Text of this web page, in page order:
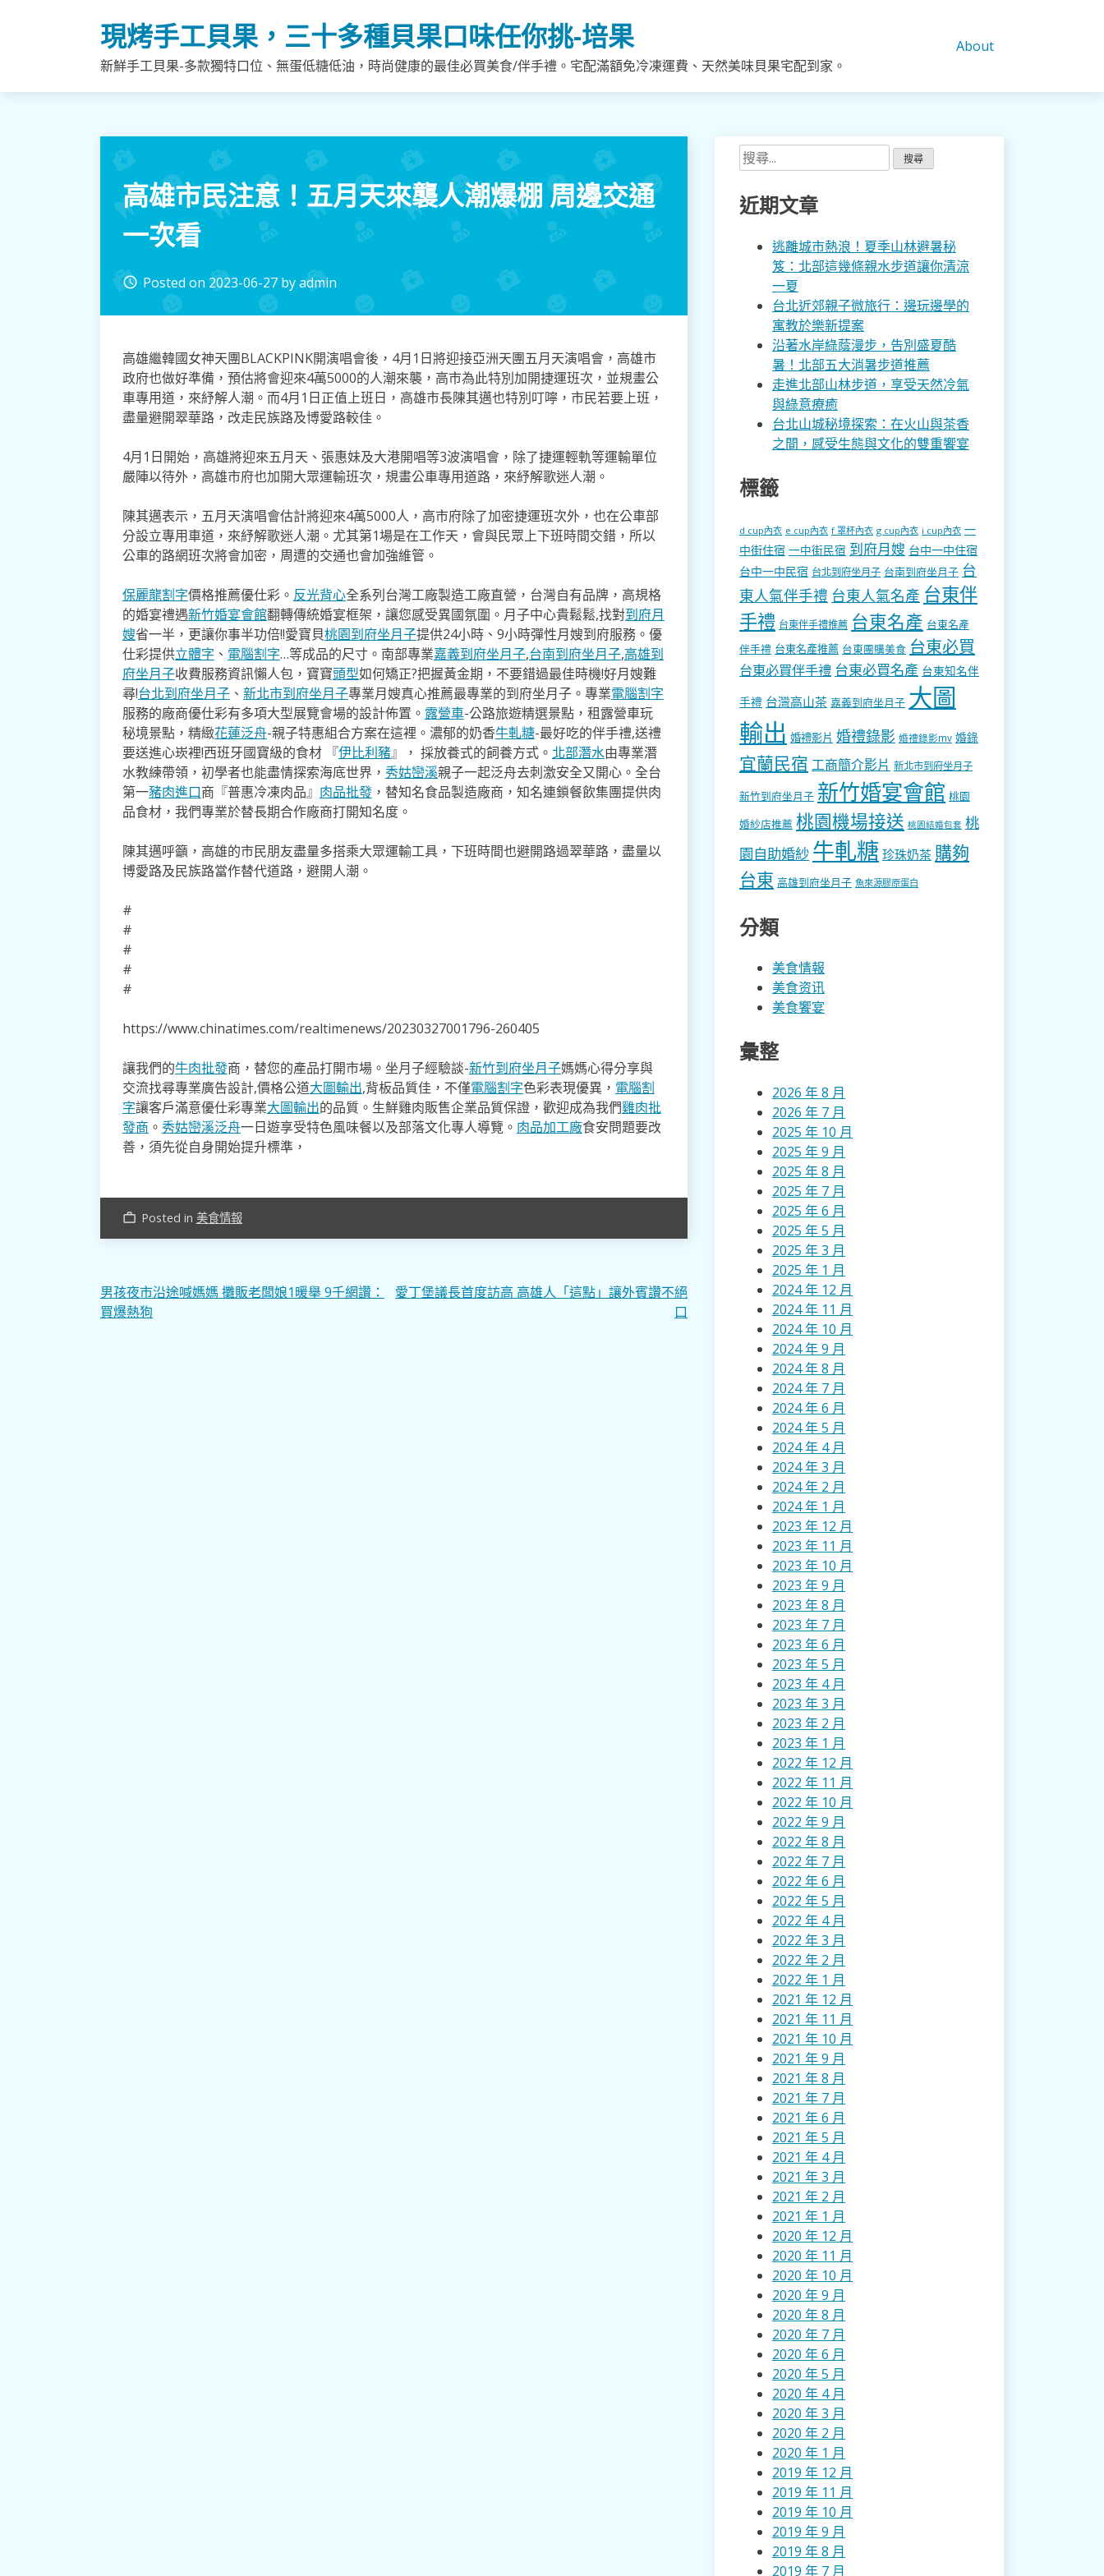
現烤手工貝果，三十多種貝果口味任你挑-培果
新鮮手工貝果-多款獨特口位、無蛋低糖低油，時尚健康的最佳必買美食/伴手禮。宅配滿額免冷凍運費、天然美味貝果宅配到家。
About
高雄市民注意！五月天來襲人潮爆棚 周邊交通
一次看
access_time Posted on2023-06-27 byadmin
高雄繼韓國女神天團BLACKPINK開演唱會後，4月1日將迎接亞洲天團五月天演唱會，高雄市
政府也做好準備，預估將會迎來4萬5000的人潮來襲，高市為此特別加開捷運班次，並規畫公
車專用道，來紓解人潮。而4月1日正值上班日，高雄市長陳其邁也特別叮嚀，市民若要上班，
盡量避開翠華路，改走民族路及博愛路較佳。
4月1日開始，高雄將迎來五月天、張惠妹及大港開唱等3波演唱會，除了捷運輕軌等運輸單位
嚴陣以待外，高雄市府也加開大眾運輸班次，規畫公車專用道路，來紓解歌迷人潮。
陳其邁表示，五月天演唱會估計將迎來4萬5000人，高市府除了加密捷運班次外，也在公車部
分設立專用車道，來紓解歌迷人潮。尤其第1場是在工作天，會與民眾上下班時間交錯，所以
公車的路網班次將會加密，周遭的交通也會加強維管。
保麗龍割字價格推薦優仕彩。 反光背心全系列台灣工廠製造工廠直營，台灣自有品牌，高規格
的婚宴禮遇新竹婚宴會館翻轉傳統婚宴框架，讓您感受異國氛圍。月子中心貴鬆鬆,找對到府月
嫂省一半，更讓你事半功倍!!愛寶貝桃園到府坐月子提供24小時、9小時彈性月嫂到府服務。優
仕彩提供立體字 、 電腦割字…等成品的尺寸。南部專業嘉義到府坐月子,台南到府坐月子,高雄到
府坐月子收費服務資訊懶人包，寶寶頭型如何矯正?把握黃金期，不要錯過最佳時機!好月嫂難
尋!台北到府坐月子、 新北市到府坐月子專業月嫂真心推薦最專業的到府坐月子。專業電腦割字
服務的廠商優仕彩有多項大型展覽會場的設計佈置。 露營車-公路旅遊精選景點，租露營車玩
秘境景點，精緻花蓮泛舟-親子特惠組合方案在這裡。濃郁的奶香牛軋糖-最好吃的伴手禮,送禮
要送進心崁裡!西班牙國寶級的食材 『伊比利豬』， 採放養式的飼養方式。 北部潛水由專業潛
水教練帶領，初學者也能盡情探索海底世界， 秀姑巒溪親子一起泛舟去​刺激安全又開心。全台
第一豬肉進口商『普惠冷凍肉品』 肉品批發，替知名食品製造廠商，知名連鎖餐飲集團提供肉
品食材，我們專業於替長期合作廠商打開知名度。
陳其邁呼籲，高雄的市民朋友盡量多搭乘大眾運輸工具，下班時間也避開路過翠華路，盡量以
博愛路及民族路當作替代道路，避開人潮。
#
#
#
#
#
https://www.chinatimes.com/realtimenews/20230327001796-260405
讓我們的牛肉批發商，替您的產品打開市場。坐月子經驗談-新竹到府坐月子媽媽心得分享與
交流找尋專業廣告設計,價格公道大圖輸出,背板品質佳，不僅電腦割字色彩表現優異， 電腦割
字讓客戶滿意優仕彩專業大圖輸出的品質。生鮮雞肉販售企業品質保證，歡迎成為我們雞肉批
發商 。 秀姑巒溪泛舟一日遊享受特色風味餐以及部落文化專人導覽。 肉品加工廠食安問題要改
善，須先從自身開始提升標準，
work_outline Posted in 美食情報
文
章
男孩夜市沿途喊媽媽 攤販老闆娘1暖舉 9千網讚：
買爆熱狗
愛丁堡議長首度訪高 高雄人「這點」讓外賓讚不絕
口
搜
尋
關
鍵
近期文章
逃離城市熱浪！夏季山林避暑秘
笈：北部這幾條親水步道讓你清涼
一夏
台北近郊親子微旅行：邊玩邊學的
寓教於樂新提案
沿著水岸綠蔭漫步，告別盛夏酷
暑！北部五大消暑步道推薦
走進北部山林步道，享受天然冷氣
與綠意療癒
台北山城秘境探索：在火山與茶香
之間，感受生態與文化的雙重饗宴
標籤
d cup內衣 e cup內衣 f 罩杯內衣 g cup內衣 i cup內衣 一
中街住宿 一中街民宿 到府月嫂 台中一中住宿
台中一中民宿 台北到府坐月子 台南到府坐月子 台
東人氣伴手禮 台東人氣名產 台東伴
手禮 台東伴手禮推薦 台東名產 台東名產
伴手禮 台東名產推薦 台東團購美食 台東必買
台東必買伴手禮 台東必買名產 台東知名伴
手禮 台灣高山茶 嘉義到府坐月子 大圖
輸出 婚禮影片 婚禮錄影 婚禮錄影mv 婚錄
宜蘭民宿 工商簡介影片 新北市到府坐月子
新竹到府坐月子 新竹婚宴會館 桃園
婚紗店推薦 桃園機場接送 桃園結婚包套 桃
園自助婚紗 牛軋糖 珍珠奶茶 購夠
台東 高雄到府坐月子 魚來源膠原蛋白
分類
美食情報
美食资讯
美食饗宴
彙整
2026 年 8 月
2026 年 7 月
2025 年 10 月
2025 年 9 月
2025 年 8 月
2025 年 7 月
2025 年 6 月
2025 年 5 月
2025 年 3 月
2025 年 1 月
2024 年 12 月
2024 年 11 月
2024 年 10 月
2024 年 9 月
2024 年 8 月
2024 年 7 月
2024 年 6 月
2024 年 5 月
2024 年 4 月
2024 年 3 月
2024 年 2 月
2024 年 1 月
2023 年 12 月
2023 年 11 月
2023 年 10 月
2023 年 9 月
2023 年 8 月
2023 年 7 月
2023 年 6 月
2023 年 5 月
2023 年 4 月
2023 年 3 月
2023 年 2 月
2023 年 1 月
2022 年 12 月
2022 年 11 月
2022 年 10 月
2022 年 9 月
2022 年 8 月
2022 年 7 月
2022 年 6 月
2022 年 5 月
2022 年 4 月
2022 年 3 月
2022 年 2 月
2022 年 1 月
2021 年 12 月
2021 年 11 月
2021 年 10 月
2021 年 9 月
2021 年 8 月
2021 年 7 月
2021 年 6 月
2021 年 5 月
2021 年 4 月
2021 年 3 月
2021 年 2 月
2021 年 1 月
2020 年 12 月
2020 年 11 月
2020 年 10 月
2020 年 9 月
2020 年 8 月
2020 年 7 月
2020 年 6 月
2020 年 5 月
2020 年 4 月
2020 年 3 月
2020 年 2 月
2020 年 1 月
2019 年 12 月
2019 年 11 月
2019 年 10 月
2019 年 9 月
2019 年 8 月
2019 年 7 月